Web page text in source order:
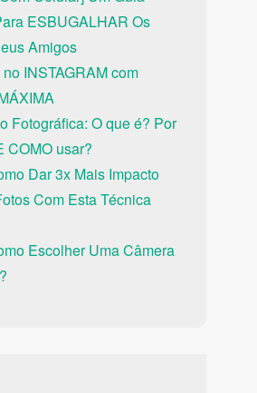
ESBUGALHAR Os
Amigos
INSTAGRAM com
Fotográfica: O que é? Por
COMO usar?
Dar 3x Mais Impacto
Com Esta Técnica
Escolher Uma Câmera